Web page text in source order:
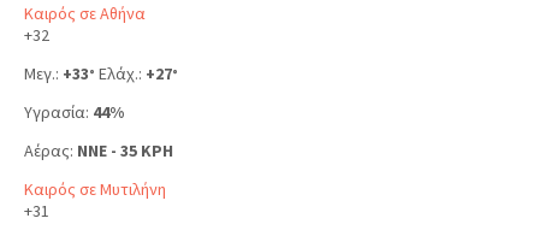
Καιρός σε Αθήνα
+32
Μεγ.: +33° Ελάχ.: +27°
Υγρασία: 44%
Αέρας: NNE - 35 KPH
Καιρός σε Μυτιλήνη
+31